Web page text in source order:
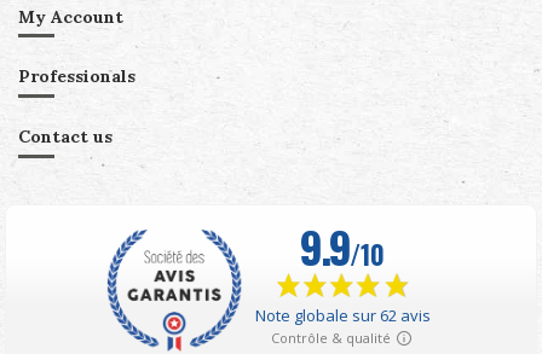
My Account
Professionals
Contact us